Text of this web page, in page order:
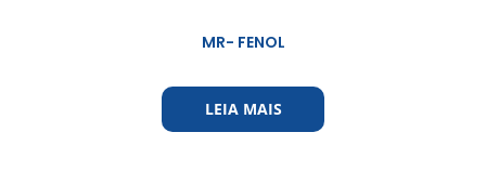
MR- FENOL
LEIA MAIS